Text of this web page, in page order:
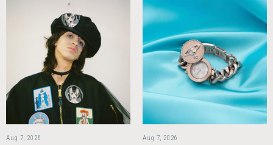
Aug 7, 2026 Aug 7, 2026